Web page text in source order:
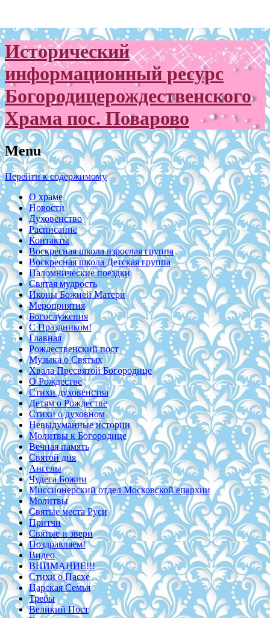
Исторический
информационный ресурс
Богородицерождественского
Храма пос. Поварово
Menu
Перейти к содержимому
О храме
Новости
Духовенство
Расписание
Контакты
Воскресная школа взрослая группа
Воскресная школа Детская группа
Паломнические поездки
Святая мудрость
Иконы Божией Матери
Мероприятия
Богослужения
С Праздником!
Главная
Рождественский пост
Музыка о Святых
Хвала Пресвятой Богородице
О Рождестве
Стихи духовенства
Детям о Рождестве
Стихи о духовном
Невыдуманные истории
Молитвы к Богородице
Вечная память
Святой дня
Ангелы
Чудеса Божии
Миссионерский отдел Московской епархии
Молитвы
Святые места Руси
Притчи
Святые и звери
Поздравляем!
Видео
ВНИМАНИЕ!!!
Стихи о Пасхе
Царская Семья
Требы
Великий Пост